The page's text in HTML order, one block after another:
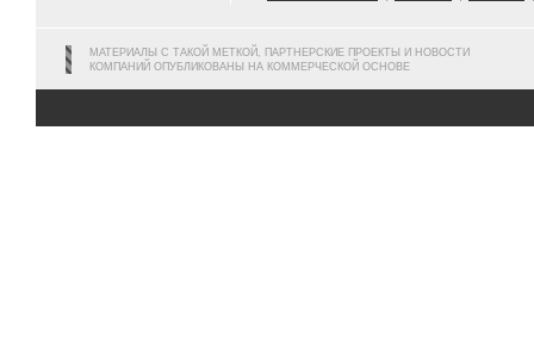
МАТЕРИАЛЫ С ТАКОЙ МЕТКОЙ, ПАРТНЕРСКИЕ ПРОЕКТЫ И НОВОСТИ
КОМПАНИЙ ОПУБЛИКОВАНЫ НА КОММЕРЧЕСКОЙ ОСНОВЕ